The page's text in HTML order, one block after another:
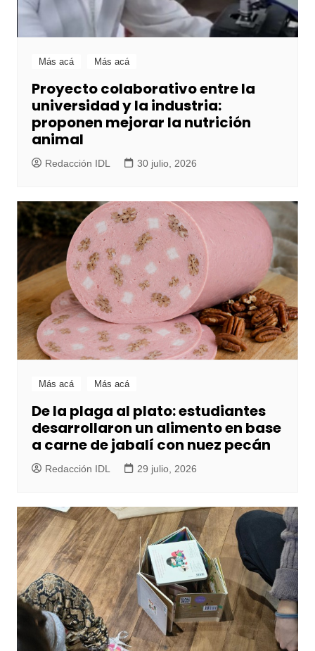
Más acá Más acá
Proyecto colaborativo entre la
universidad y la industria:
proponen mejorar la nutrición
animal
Redacción IDL 30 julio, 2026
Más acá Más acá
De la plaga al plato: estudiantes
desarrollaron un alimento en base
a carne de jabalí con nuez pecán
Redacción IDL 29 julio, 2026